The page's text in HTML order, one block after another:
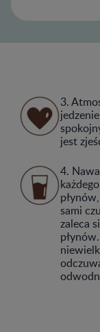
3.
jest
4.
sami
zaleca